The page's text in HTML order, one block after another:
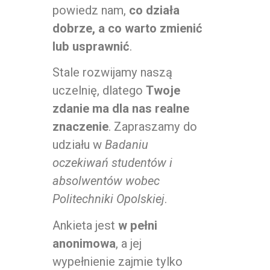
powiedz nam, co działa
dobrze, a co warto zmienić
lub usprawnić.
Stale rozwijamy naszą
uczelnię, dlategoTwoje
zdanie ma dla nas realne
znaczenie. Zapraszamy do
udziału wBadaniu
oczekiwań studentów i
absolwentów wobec
Politechniki Opolskiej.
Ankieta jestw pełni
anonimowa, a jej
wypełnienie zajmie tylko